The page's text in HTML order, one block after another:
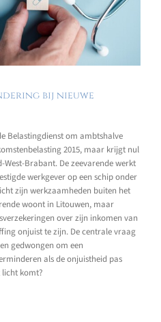
bij nieuwe
Belastingdienst om ambtshalve
2015, maar krijgt nul
Brabant. De zeevarende werkt
werkgever op een schip onder
zijn werkzaamheden buiten het
woont in Litouwen, maar
over zijn inkomen van
onjuist te zijn. De centrale vraag
gedwongen om een
als de onjuistheid pas
komt?